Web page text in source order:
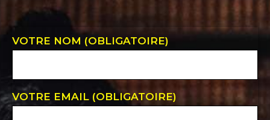
VOTRE NOM (OBLIGATOIRE)
VOTRE EMAIL (OBLIGATOIRE)